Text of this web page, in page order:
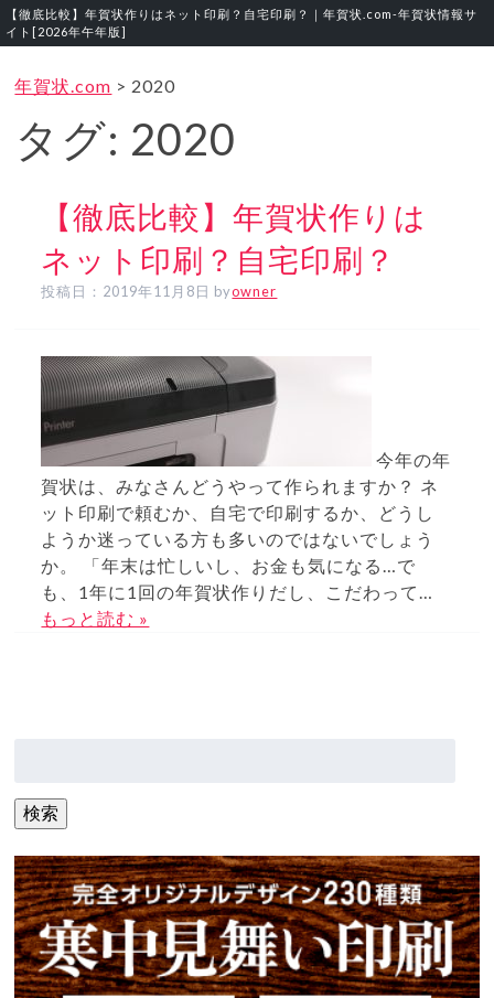
【徹底比較】年賀状作りはネット印刷？自宅印刷？｜年賀状.com‐年賀状情報サ
イト[2026年午年版]
年賀状.com > 2020
タグ: 2020
【徹底比較】年賀状作りは
ネット印刷？自宅印刷？
投稿日： 2019年11月8日 byowner
今年の年
賀状は、みなさんどうやって作られますか？ ネ
ット印刷で頼むか、自宅で印刷するか、どうし
ようか迷っている方も多いのではないでしょう
か。 「年末は忙しいし、お金も気になる…で
も、1年に1回の年賀状作りだし、こだわって…
もっと読む »
検索